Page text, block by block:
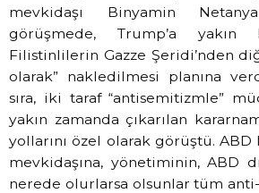
mevkidaşı Binyamin
görüşmede, Trump’a yakın
Filistinlilerin Gazze Şeridi’nden
olarak” nakledilmesi planına
sıra, iki taraf “antisemitizmle”
yakın zamanda çıkarılan
yollarını özel olarak görüştü. ABD
mevkidaşına, yönetiminin, ABD
nerede olurlarsa olsunlar tüm